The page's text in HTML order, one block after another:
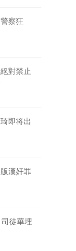
察狂
對禁止
即将出
漢奸罪
徒華埋